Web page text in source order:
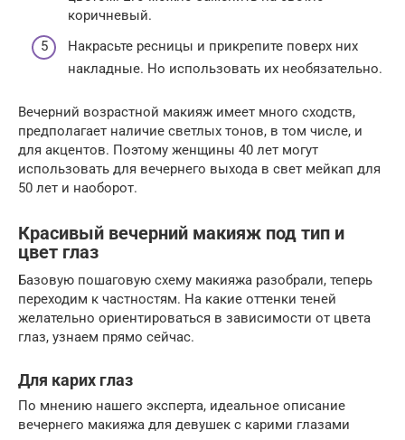
коричневый.
Накрасьте ресницы и прикрепите поверх них
накладные. Но использовать их необязательно.
Вечерний возрастной макияж имеет много сходств,
предполагает наличие светлых тонов, в том числе, и
для акцентов. Поэтому женщины 40 лет могут
использовать для вечернего выхода в свет мейкап для
50 лет и наоборот.
Красивый вечерний макияж под тип и
цвет глаз
Базовую пошаговую схему макияжа разобрали, теперь
переходим к частностям. На какие оттенки теней
желательно ориентироваться в зависимости от цвета
глаз, узнаем прямо сейчас.
Для карих глаз
По мнению нашего эксперта, идеальное описание
вечернего макияжа для девушек с карими глазами